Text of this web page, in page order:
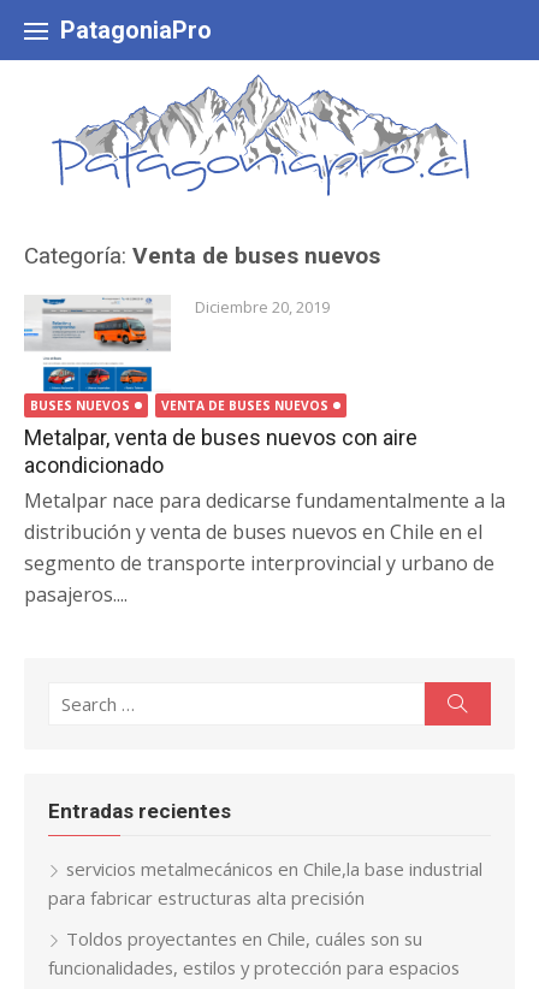
content
PatagoniaPro
Categoría: Venta de buses nuevos
Diciembre 20, 2019
BUSES NUEVOS VENTA DE BUSES NUEVOS
Metalpar, venta de buses nuevos con aire
acondicionado
Metalpar nace para dedicarse fundamentalmente a la
distribución y venta de buses nuevos en Chile en el
segmento de transporte interprovincial y urbano de
pasajeros....
for:
Entradas recientes
servicios metalmecánicos en Chile,la base industrial
para fabricar estructuras alta precisión
Toldos proyectantes en Chile, cuáles son su
funcionalidades, estilos y protección para espacios